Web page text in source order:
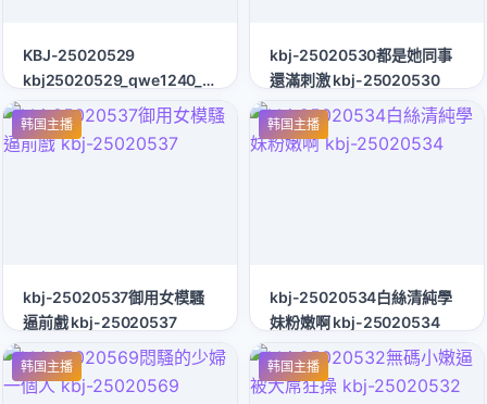
KBJ-25020529
kbj25020529_qwe1240_20241212
- Qwe1240
kbj-25020530都是她同事
還滿刺激 kbj-25020530
韩国主播
kbj-25020537御用女模騷
逼前戲 kbj-25020537
韩国主播
kbj-25020534白絲清純學
妹粉嫩啊 kbj-25020534
韩国主播 韩国主播